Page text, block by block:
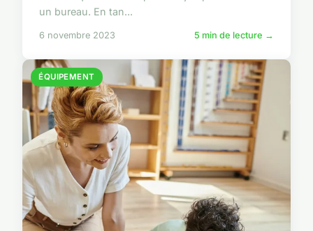
un bureau. En tan...
6 novembre 2023 5 min de lecture →
ÉQUIPEMENT